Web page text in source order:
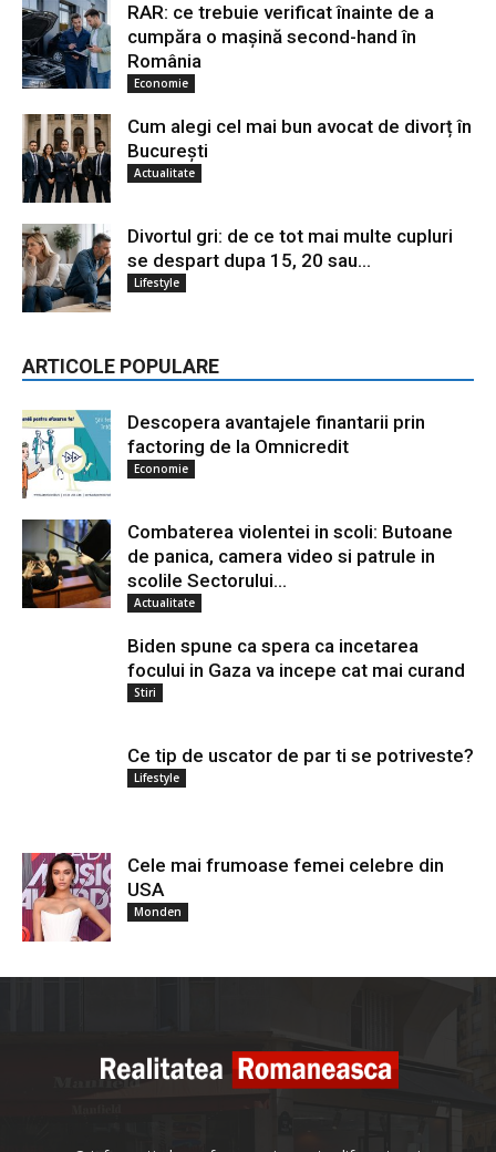
RAR: ce trebuie verificat înainte de a
cumpăra o mașină second-hand în
România
Economie
Cum alegi cel mai bun avocat de divorț în
București
Actualitate
Divortul gri: de ce tot mai multe cupluri
se despart dupa 15, 20 sau...
Lifestyle
ARTICOLE POPULARE
Descopera avantajele finantarii prin
factoring de la Omnicredit
Economie
Combaterea violentei in scoli: Butoane
de panica, camera video si patrule in
scolile Sectorului...
Actualitate
Biden spune ca spera ca incetarea
focului in Gaza va incepe cat mai curand
Stiri
Ce tip de uscator de par ti se potriveste?
Lifestyle
Cele mai frumoase femei celebre din
USA
Monden